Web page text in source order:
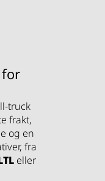
truck
frakt,
og en
fra
eller